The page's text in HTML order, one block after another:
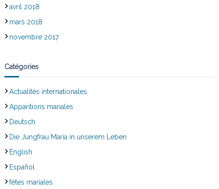
avril 2018
mars 2018
novembre 2017
Catégories
Actualités internationales
Apparitions mariales
Deutsch
Die Jungfrau Maria in unserem Leben
English
Español
fêtes mariales